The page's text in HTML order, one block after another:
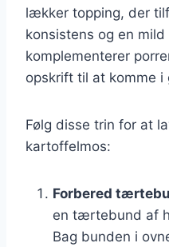
lækker topping, der
konsistens og en
komplementerer
opskrift til at komme i
Følg disse trin for at
kartoffelmos:
Forbered
en tærtebund af
Bag bunden i